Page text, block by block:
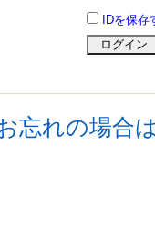
IDを保存
忘れの場合